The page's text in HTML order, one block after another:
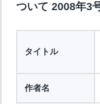
ついて 2008年3
タイトル
作者名